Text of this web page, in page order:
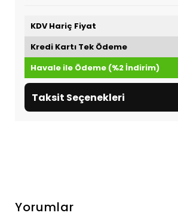
KDV Hariç Fiyat
Kredi Kartı Tek Ödeme
Havale ile Ödeme (%2 İndirim)
Taksit Seçenekleri
Yorumlar